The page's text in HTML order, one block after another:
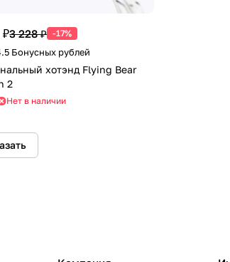
₽3 228 ₽ -17%
Бонусных рублей
хотэнд Flying Bear
2
Нет в наличии